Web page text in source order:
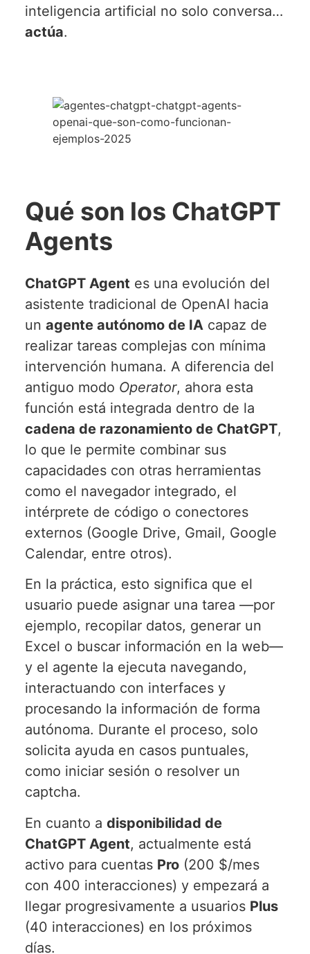
inteligencia artificial no solo conversa…
actúa.
Qué son los ChatGPT
Agents
ChatGPT Agent es una evolución del
asistente tradicional de OpenAI hacia
un agente autónomo de IA capaz de
realizar tareas complejas con mínima
intervención humana. A diferencia del
antiguo modo Operator, ahora esta
función está integrada dentro de la
cadena de razonamiento de ChatGPT,
lo que le permite combinar sus
capacidades con otras herramientas
como el navegador integrado, el
intérprete de código o conectores
externos (Google Drive, Gmail, Google
Calendar, entre otros).
En la práctica, esto significa que el
usuario puede asignar una tarea —por
ejemplo, recopilar datos, generar un
Excel o buscar información en la web—
y el agente la ejecuta navegando,
interactuando con interfaces y
procesando la información de forma
autónoma. Durante el proceso, solo
solicita ayuda en casos puntuales,
como iniciar sesión o resolver un
captcha.
En cuanto a disponibilidad de
ChatGPT Agent, actualmente está
activo para cuentas Pro(200 $/mes
con 400 interacciones) y empezará a
llegar progresivamente a usuarios Plus
(40 interacciones) en los próximos
días.